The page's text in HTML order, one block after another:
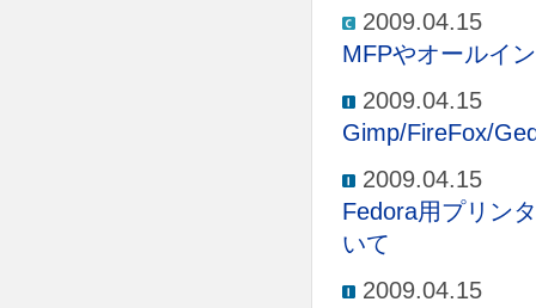
2009.04.15
MFPやオールイ
2009.04.15
Gimp/FireFox/
2009.04.15
Fedora用プリン
いて
2009.04.15